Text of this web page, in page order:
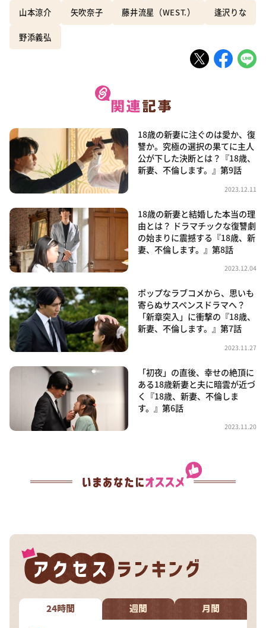
山本涼介 矢吹奈子 藤井流星（WEST.） 逢沢りな
野添義弘
18歳の新妻に注ぐのは愛か、復
讐か。究極の選択の果てに主人
公が下した決断とは？『18歳、
新妻、不倫します。』第9話
2023.12.11
18歳の新妻と結婚した本当の理
由とは？ ドラマチックな復讐劇
の始まりに震撼する『18歳、新
妻、不倫します。』第8話
2023.12.04
ポップなラブコメから、思いも
寄らぬサスペンスドラマへ？
「新章突入」に衝撃の『18歳、
新妻、不倫します。』第7話
2023.11.27
「初夜」の直後、幸せの絶頂に
ある18歳新妻と夫に暗雲が近づ
く『18歳、新妻、不倫しま
す。』第6話
2023.11.20
24時間 週間 月間